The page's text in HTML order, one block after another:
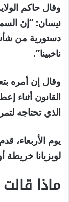
نيسان: “إن
دستورية من
ناخبينا”.
وقال إن أمره
الذي تحتاجه
يوم الأربعاء،
لويزيانا خريطة
ماذا